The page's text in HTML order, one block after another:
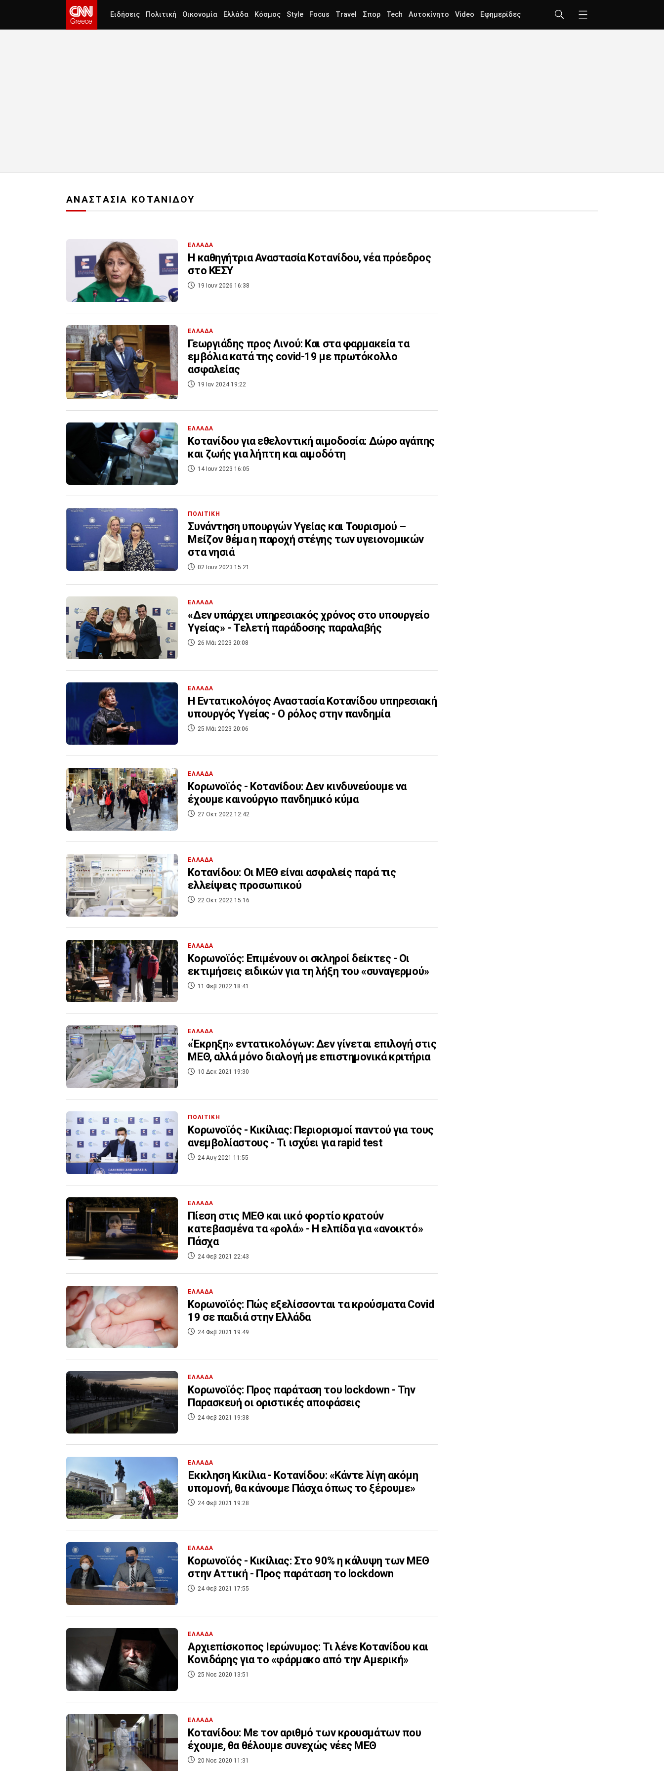
Ειδήσεις Πολιτική Οικονομία Ελλάδα Κόσμος Style Focus Travel Σπορ Tech Αυτοκίνητο Video Εφημερίδες
ΑΝΑΣΤΑΣΙΑ ΚΟΤΑΝΙΔΟΥ
ΕΛΛΑΔΑ
Η καθηγήτρια Αναστασία Κοτανίδου, νέα πρόεδρος
στο ΚΕΣΥ
19 Ιουν 2026 16:38
ΕΛΛΑΔΑ
Γεωργιάδης προς Λινού: Και στα φαρμακεία τα
εμβόλια κατά της covid-19 με πρωτόκολλο
ασφαλείας
19 Ιαν 2024 19:22
ΕΛΛΑΔΑ
Κοτανίδου για εθελοντική αιμοδοσία: Δώρο αγάπης
και ζωής για λήπτη και αιμοδότη
14 Ιουν 2023 16:05
ΠΟΛΙΤΙΚΗ
Συνάντηση υπουργών Υγείας και Τουρισμού –
Μείζον θέμα η παροχή στέγης των υγειονομικών
στα νησιά
02 Ιουν 2023 15:21
ΕΛΛΑΔΑ
«Δεν υπάρχει υπηρεσιακός χρόνος στο υπουργείο
Υγείας» - Τελετή παράδοσης παραλαβής
26 Μάι 2023 20:08
ΕΛΛΑΔΑ
Η Εντατικολόγος Αναστασία Κοτανίδου υπηρεσιακή
υπουργός Υγείας - Ο ρόλος στην πανδημία
25 Μάι 2023 20:06
ΕΛΛΑΔΑ
Κορωνοϊός - Κοτανίδου: Δεν κινδυνεύουμε να
έχουμε καινούργιο πανδημικό κύμα
27 Οκτ 2022 12:42
ΕΛΛΑΔΑ
Κοτανίδου: Οι ΜΕΘ είναι ασφαλείς παρά τις
ελλείψεις προσωπικού
22 Οκτ 2022 15:16
ΕΛΛΑΔΑ
Κορωνοϊός: Επιμένουν οι σκληροί δείκτες - Οι
εκτιμήσεις ειδικών για τη λήξη του «συναγερμού»
11 Φεβ 2022 18:41
ΕΛΛΑΔΑ
«Έκρηξη» εντατικολόγων: Δεν γίνεται επιλογή στις
ΜΕΘ, αλλά μόνο διαλογή με επιστημονικά κριτήρια
10 Δεκ 2021 19:30
ΠΟΛΙΤΙΚΗ
Κορωνοϊός - Κικίλιας: Περιορισμοί παντού για τους
ανεμβολίαστους - Τι ισχύει για rapid test
24 Αυγ 2021 11:55
ΕΛΛΑΔΑ
Πίεση στις ΜΕΘ και ιικό φορτίο κρατούν
κατεβασμένα τα «ρολά» - Η ελπίδα για «ανοικτό»
Πάσχα
24 Φεβ 2021 22:43
ΕΛΛΑΔΑ
Κορωνοϊός: Πώς εξελίσσονται τα κρούσματα Covid
19 σε παιδιά στην Ελλάδα
24 Φεβ 2021 19:49
ΕΛΛΑΔΑ
Κορωνοϊός: Προς παράταση του lockdown - Την
Παρασκευή οι οριστικές αποφάσεις
24 Φεβ 2021 19:38
ΕΛΛΑΔΑ
Έκκληση Κικίλια - Κοτανίδου: «Κάντε λίγη ακόμη
υπομονή, θα κάνουμε Πάσχα όπως το ξέρουμε»
24 Φεβ 2021 19:28
ΕΛΛΑΔΑ
Κορωνοϊός - Κικίλιας: Στο 90% η κάλυψη των ΜΕΘ
στην Αττική - Προς παράταση το lockdown
24 Φεβ 2021 17:55
ΕΛΛΑΔΑ
Αρχιεπίσκοπος Ιερώνυμος: Τι λένε Κοτανίδου και
Κονιδάρης για το «φάρμακο από την Αμερική»
25 Νοε 2020 13:51
ΕΛΛΑΔΑ
Κοτανίδου: Με τον αριθμό των κρουσμάτων που
έχουμε, θα θέλουμε συνεχώς νέες ΜΕΘ
20 Νοε 2020 11:31